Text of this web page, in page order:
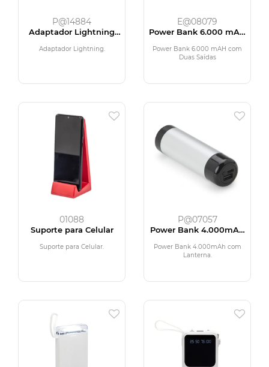
P@14884
Adaptador Lightning
Adaptador Lightning.
E@08079
Power Bank 6.000 mAH
Power Bank 6.000 mAH com
Duas Saídas
01088
Suporte para Celular
Suporte para Celular.
P@07057
Power Bank 4.000mAh
Power Bank 4.000mAh com
Lanterna.